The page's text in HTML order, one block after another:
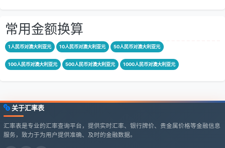
常用金额换算
1人民币对澳大利亚元 10人民币对澳大利亚元 50人民币对澳大利亚元
100人民币对澳大利亚元 500人民币对澳大利亚元 1000人民币对澳大利亚元
关于汇率表
汇率表是专业的汇率查询平台，提供实时汇率、银行牌价、贵金属价格等金融信息
服务，致力于为用户提供准确、及时的金融数据。